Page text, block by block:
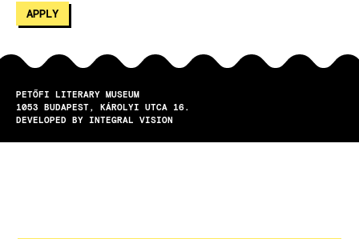
PETŐFI LITERARY MUSEUM
1053
BUDAPEST
KÁROLYI UTCA 16.
DEVELOPED BY INTEGRAL VISION